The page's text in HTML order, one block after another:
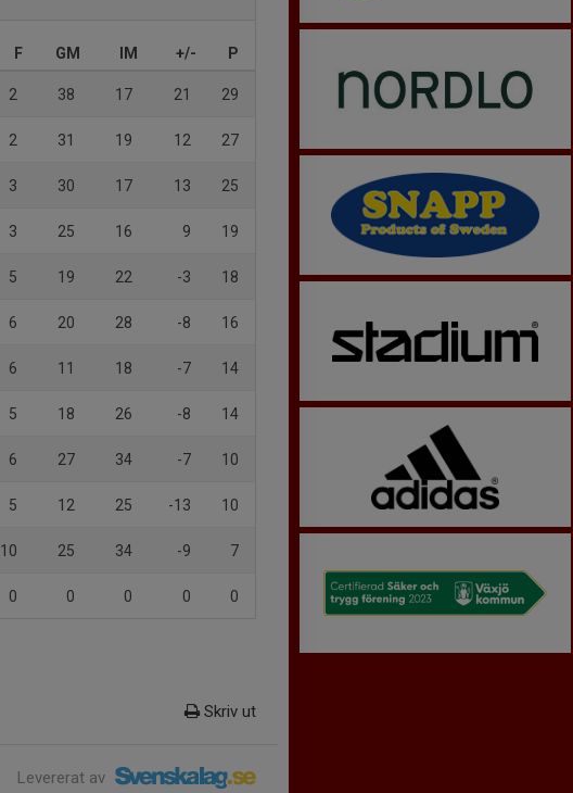
F GM IM +/- P
2 38 17 21 29
2 31 19 12 27
3 30 17 13 25
3 25 16 9 19
5 19 22 -3 18
6 20 28 -8 16
6 11 18 -7 14
5 18 26 -8 14
6 27 34 -7 10
5 12 25 -13 10
10 25 34 -9 7
0 0 0 0 0
Skriv ut
Levererat av